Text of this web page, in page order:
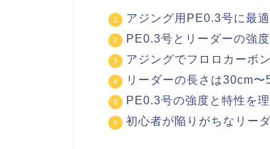
アジング用PE0.3号に最
PE0.3号とリーダーの強
アジングでフロロカーボ
リーダーの長さは30cm〜
PE0.3号の強度と特性を
初心者が陥りがちなリー